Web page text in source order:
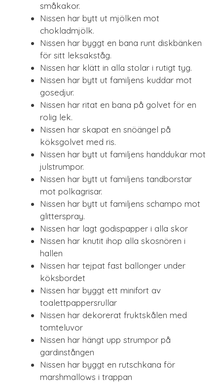
småkakor.
Nissen har bytt ut mjölken mot
chokladmjölk.
Nissen har byggt en bana runt diskbänken
för sitt leksakståg.
Nissen har klätt in alla stolar i rutigt tyg.
Nissen har bytt ut familjens kuddar mot
gosedjur.
Nissen har ritat en bana på golvet för en
rolig lek.
Nissen har skapat en snöängel på
köksgolvet med ris.
Nissen har bytt ut familjens handdukar mot
julstrumpor.
Nissen har bytt ut familjens tandborstar
mot polkagrisar.
Nissen har bytt ut familjens schampo mot
glitterspray.
Nissen har lagt godispapper i alla skor
Nissen har knutit ihop alla skosnören i
hallen
Nissen har tejpat fast ballonger under
köksbordet
Nissen har byggt ett minifort av
toalettpappersrullar
Nissen har dekorerat fruktskålen med
tomteluvor
Nissen har hängt upp strumpor på
gardinstången
Nissen har byggt en rutschkana för
marshmallows i trappan